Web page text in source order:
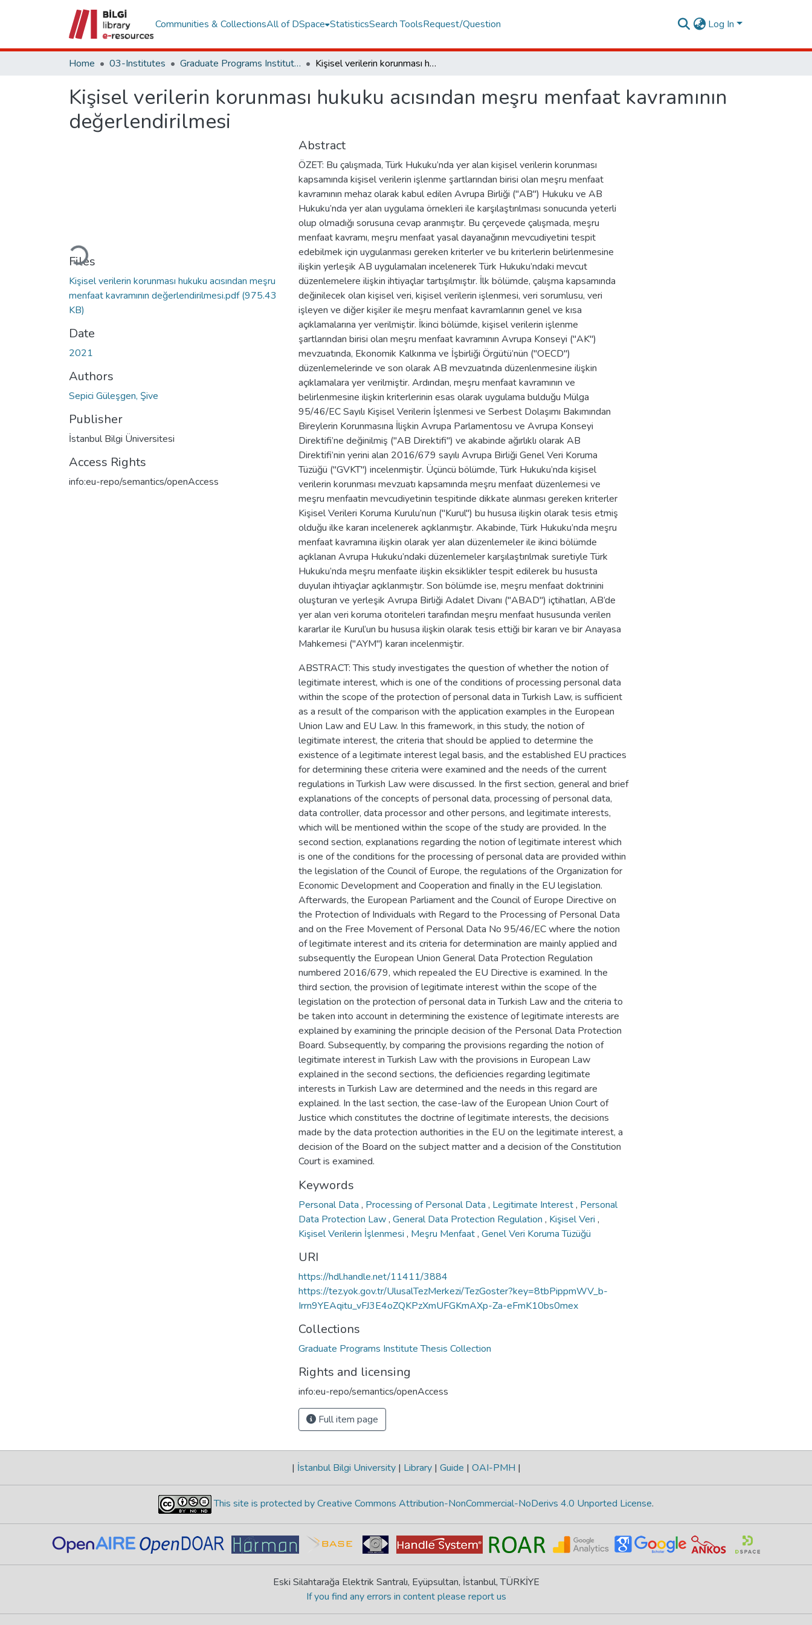
Communities & CollectionsAll of DSpace StatisticsSearch ToolsRequest/Question Log In
Home 03-Institutes Graduate Programs Institute Thesis Collection Kişisel verilerin korunması hukuku acısından meşru menfaat kavramının değerlendirilmesi
Kişisel verilerin korunması hukuku acısından meşru menfaat kavramının
değerlendirilmesi
Loading...
Files
Kişisel verilerin korunması hukuku acısından meşru
menfaat kavramının değerlendirilmesi.pdf(975.43
KB)
Date
2021
Authors
Sepici Güleşgen, Şive
Publisher
İstanbul Bilgi Üniversitesi
Access Rights
info:eu-repo/semantics/openAccess
Abstract
ÖZET: Bu çalışmada, Türk Hukuku’nda yer alan kişisel verilerin korunması
kapsamında kişisel verilerin işlenme şartlarından birisi olan meşru menfaat
kavramının mehaz olarak kabul edilen Avrupa Birliği ("AB") Hukuku ve AB
Hukuku’nda yer alan uygulama örnekleri ile karşılaştırılması sonucunda yeterli
olup olmadığı sorusuna cevap aranmıştır. Bu çerçevede çalışmada, meşru
menfaat kavramı, meşru menfaat yasal dayanağının mevcudiyetini tespit
edebilmek için uygulanması gereken kriterler ve bu kriterlerin belirlenmesine
ilişkin yerleşik AB uygulamaları incelenerek Türk Hukuku’ndaki mevcut
düzenlemelere ilişkin ihtiyaçlar tartışılmıştır. İlk bölümde, çalışma kapsamında
değinilecek olan kişisel veri, kişisel verilerin işlenmesi, veri sorumlusu, veri
işleyen ve diğer kişiler ile meşru menfaat kavramlarının genel ve kısa
açıklamalarına yer verilmiştir. İkinci bölümde, kişisel verilerin işlenme
şartlarından birisi olan meşru menfaat kavramının Avrupa Konseyi ("AK")
mevzuatında, Ekonomik Kalkınma ve İşbirliği Örgütü’nün ("OECD")
düzenlemelerinde ve son olarak AB mevzuatında düzenlenmesine ilişkin
açıklamalara yer verilmiştir. Ardından, meşru menfaat kavramının ve
belirlenmesine ilişkin kriterlerinin esas olarak uygulama bulduğu Mülga
95/46/EC Sayılı Kişisel Verilerin İşlenmesi ve Serbest Dolaşımı Bakımından
Bireylerin Korunmasına İlişkin Avrupa Parlamentosu ve Avrupa Konseyi
Direktifi’ne değinilmiş ("AB Direktifi") ve akabinde ağırlıklı olarak AB
Direktifi’nin yerini alan 2016/679 sayılı Avrupa Birliği Genel Veri Koruma
Tüzüğü ("GVKT") incelenmiştir. Üçüncü bölümde, Türk Hukuku’nda kişisel
verilerin korunması mevzuatı kapsamında meşru menfaat düzenlemesi ve
meşru menfaatin mevcudiyetinin tespitinde dikkate alınması gereken kriterler
Kişisel Verileri Koruma Kurulu’nun ("Kurul") bu hususa ilişkin olarak tesis etmiş
olduğu ilke kararı incelenerek açıklanmıştır. Akabinde, Türk Hukuku’nda meşru
menfaat kavramına ilişkin olarak yer alan düzenlemeler ile ikinci bölümde
açıklanan Avrupa Hukuku’ndaki düzenlemeler karşılaştırılmak suretiyle Türk
Hukuku’nda meşru menfaate ilişkin eksiklikler tespit edilerek bu hususta
duyulan ihtiyaçlar açıklanmıştır. Son bölümde ise, meşru menfaat doktrinini
oluşturan ve yerleşik Avrupa Birliği Adalet Divanı ("ABAD") içtihatları, AB’de
yer alan veri koruma otoriteleri tarafından meşru menfaat hususunda verilen
kararlar ile Kurul’un bu hususa ilişkin olarak tesis ettiği bir kararı ve bir Anayasa
Mahkemesi ("AYM") kararı incelenmiştir.
ABSTRACT: This study investigates the question of whether the notion of
legitimate interest, which is one of the conditions of processing personal data
within the scope of the protection of personal data in Turkish Law, is sufficient
as a result of the comparison with the application examples in the European
Union Law and EU Law. In this framework, in this study, the notion of
legitimate interest, the criteria that should be applied to determine the
existence of a legitimate interest legal basis, and the established EU practices
for determining these criteria were examined and the needs of the current
regulations in Turkish Law were discussed. In the first section, general and brief
explanations of the concepts of personal data, processing of personal data,
data controller, data processor and other persons, and legitimate interests,
which will be mentioned within the scope of the study are provided. In the
second section, explanations regarding the notion of legitimate interest which
is one of the conditions for the processing of personal data are provided within
the legislation of the Council of Europe, the regulations of the Organization for
Economic Development and Cooperation and finally in the EU legislation.
Afterwards, the European Parliament and the Council of Europe Directive on
the Protection of Individuals with Regard to the Processing of Personal Data
and on the Free Movement of Personal Data No 95/46/EC where the notion
of legitimate interest and its criteria for determination are mainly applied and
subsequently the European Union General Data Protection Regulation
numbered 2016/679, which repealed the EU Directive is examined. In the
third section, the provision of legitimate interest within the scope of the
legislation on the protection of personal data in Turkish Law and the criteria to
be taken into account in determining the existence of legitimate interests are
explained by examining the principle decision of the Personal Data Protection
Board. Subsequently, by comparing the provisions regarding the notion of
legitimate interest in Turkish Law with the provisions in European Law
explained in the second sections, the deficiencies regarding legitimate
interests in Turkish Law are determined and the needs in this regard are
explained. In the last section, the case-law of the European Union Court of
Justice which constitutes the doctrine of legitimate interests, the decisions
made by the data protection authorities in the EU on the legitimate interest, a
decision of the Board on the subject matter and a decision of the Constitution
Court is examined.
Keywords
Personal Data , Processing of Personal Data , Legitimate Interest, Personal
Data Protection Law, General Data Protection Regulation , Kişisel Veri ,
Kişisel Verilerin İşlenmesi , Meşru Menfaat, Genel Veri Koruma Tüzüğü
URI
https://hdl.handle.net/11411/3884
https://tez.yok.gov.tr/UlusalTezMerkezi/TezGoster?key=8tbPippmWV_b-
Irrn9YEAqitu_vFJ3E4oZQKPzXmUFGKmAXp-Za-eFmK10bs0mex
Collections
Graduate Programs Institute Thesis Collection
Rights and licensing
info:eu-repo/semantics/openAccess
Full item page
| İstanbul Bilgi University | Library | Guide | OAI-PMH |
This site is protected by Creative Commons Attribution-NonCommercial-NoDerivs 4.0 Unported License.
Eski Silahtarağa Elektrik Santralı, Eyüpsultan, İstanbul, TÜRKİYE
If you find any errors in content please report us